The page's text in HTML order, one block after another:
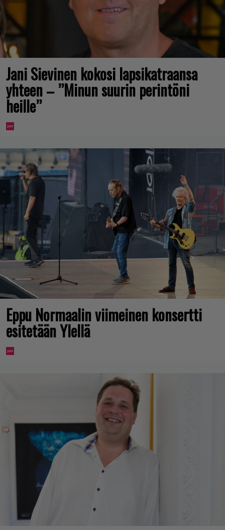
Jani Sievinen kokosi lapsikatraansa
yhteen – ”Minun suurin perintöni
heille”
Eppu Normaalin viimeinen konsertti
esitetään Ylellä